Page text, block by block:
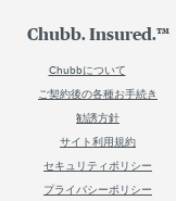
Chubb. Insured.™
Chubbについて
ご契約後の各種お手続き
勧誘方針
サイト利用規約
セキュリティポリシー
プライバシーポリシー